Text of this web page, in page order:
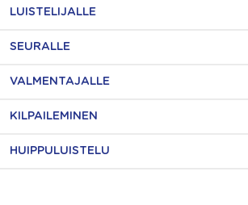
LUISTELIJALLE
SEURALLE
VALMENTAJALLE
KILPAILEMINEN
HUIPPULUISTELU